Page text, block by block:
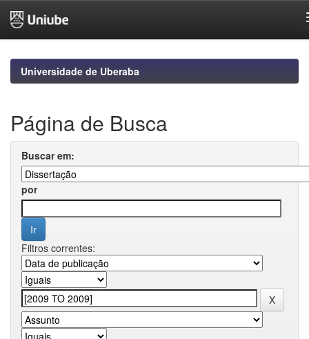
navigationUniversidade de Uberaba
Página de Busca
Buscar em:
por
Filtros correntes: